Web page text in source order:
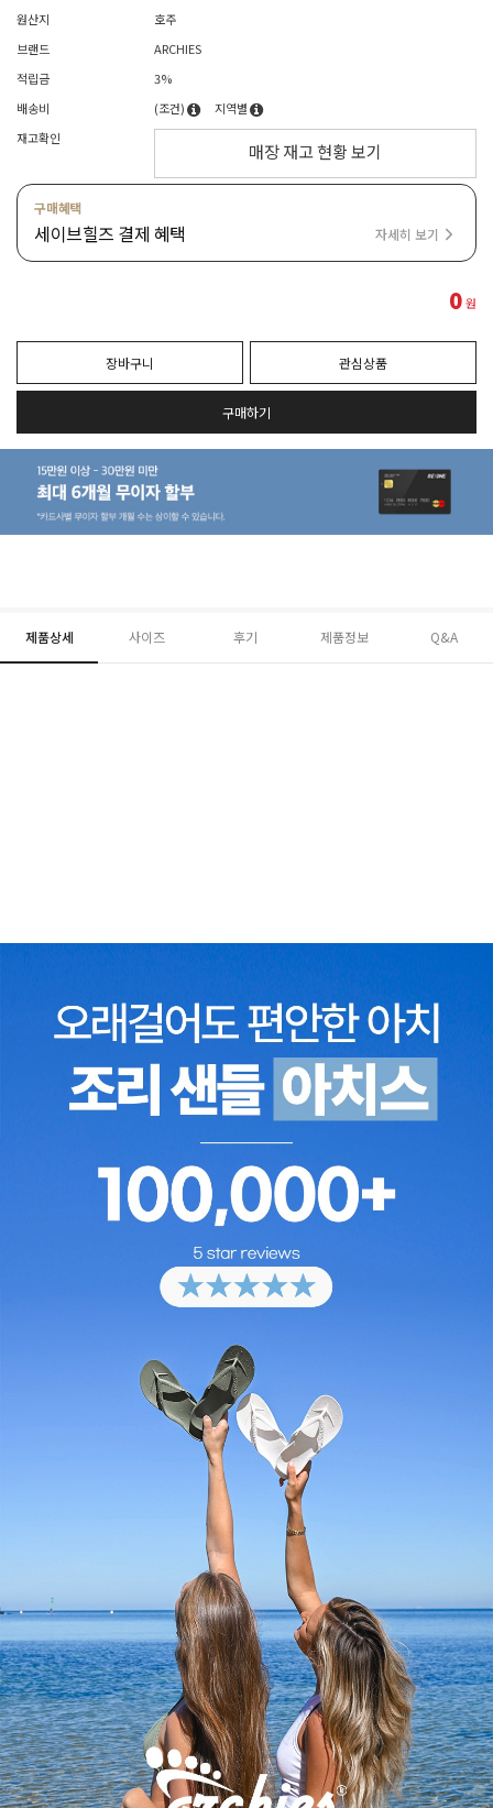
원산지
호주
브랜드
ARCHIES
적립금
3%
배송비
(조건)
지역별
재고확인
매장 재고 현황 보기
구매혜택
세이브힐즈 결제 혜택 자세히 보기
0원
장바구니 관심상품
구매하기
제품상세 사이즈 후기 제품정보 Q&A